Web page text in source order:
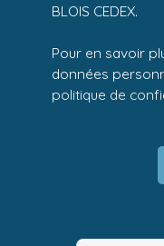
BLOIS CEDEX.
Pour en savoir
données
politique de